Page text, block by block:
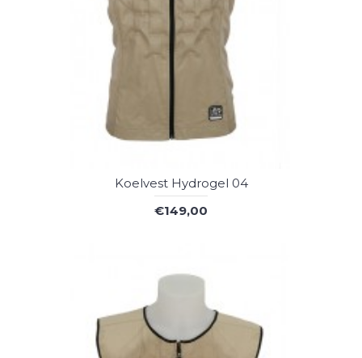
Koelvest Hydrogel 04
€149,00